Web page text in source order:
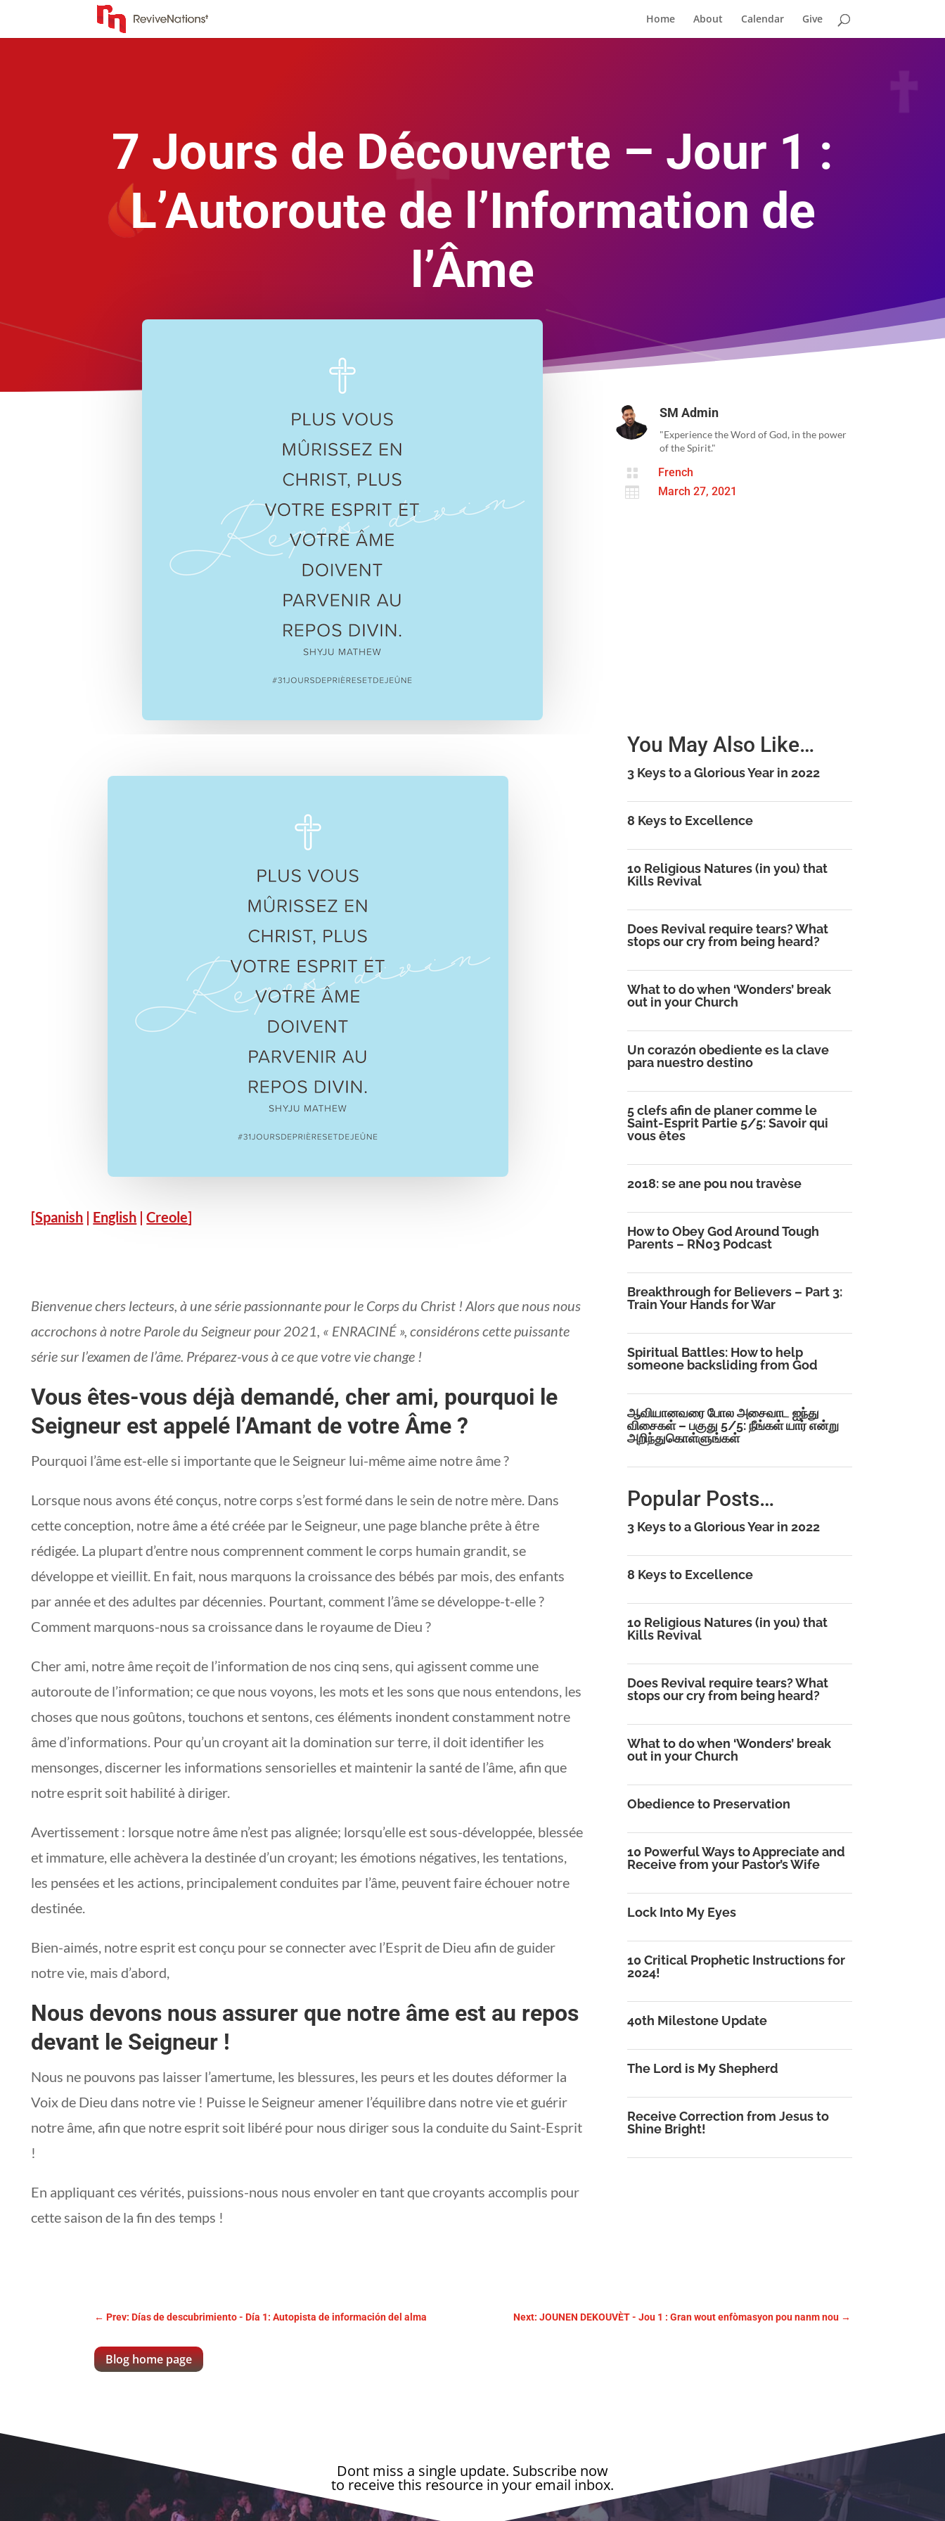
Home About Calendar Give
7 Jours de Découverte – Jour 1 :
L’Autoroute de l’Information de
l’Âme
SM Admin
"Experience the Word of God, in the power
of the Spirit."
 French
 March 27, 2021
[Spanish | English | Creole]
Bienvenue chers lecteurs, à une série passionnante pour le Corps du Christ ! Alors que nous nous
accrochons à notre Parole du Seigneur pour 2021, « ENRACINÉ », considérons cette puissante
série sur l’examen de l’âme. Préparez-vous à ce que votre vie change !
Vous êtes-vous déjà demandé, cher ami, pourquoi le
Seigneur est appelé l’Amant de votre Âme ?
Pourquoi l’âme est-elle si importante que le Seigneur lui-même aime notre âme ?
Lorsque nous avons été conçus, notre corps s’est formé dans le sein de notre mère. Dans
cette conception, notre âme a été créée par le Seigneur, une page blanche prête à être
rédigée. La plupart d’entre nous comprennent comment le corps humain grandit, se
développe et vieillit. En fait, nous marquons la croissance des bébés par mois, des enfants
par année et des adultes par décennies. Pourtant, comment l’âme se développe-t-elle ?
Comment marquons-nous sa croissance dans le royaume de Dieu ?
Cher ami, notre âme reçoit de l’information de nos cinq sens, qui agissent comme une
autoroute de l’information; ce que nous voyons, les mots et les sons que nous entendons, les
choses que nous goûtons, touchons et sentons, ces éléments inondent constamment notre
âme d’informations. Pour qu’un croyant ait la domination sur terre, il doit identifier les
mensonges, discerner les informations sensorielles et maintenir la santé de l’âme, afin que
notre esprit soit habilité à diriger.
Avertissement : lorsque notre âme n’est pas alignée; lorsqu’elle est sous-développée, blessée
et immature, elle achèvera la destinée d’un croyant; les émotions négatives, les tentations,
les pensées et les actions, principalement conduites par l’âme, peuvent faire échouer notre
destinée.
Bien-aimés, notre esprit est conçu pour se connecter avec l’Esprit de Dieu afin de guider
notre vie, mais d’abord,
Nous devons nous assurer que notre âme est au repos
devant le Seigneur !
Nous ne pouvons pas laisser l’amertume, les blessures, les peurs et les doutes déformer la
Voix de Dieu dans notre vie ! Puisse le Seigneur amener l’équilibre dans notre vie et guérir
notre âme, afin que notre esprit soit libéré pour nous diriger sous la conduite du Saint-Esprit
!
En appliquant ces vérités, puissions-nous nous envoler en tant que croyants accomplis pour
cette saison de la fin des temps !
You May Also Like…
3 Keys to a Glorious Year in 2022
8 Keys to Excellence
10 Religious Natures (in you) that
Kills Revival
Does Revival require tears? What
stops our cry from being heard?
What to do when ‘Wonders’ break
out in your Church
Un corazón obediente es la clave
para nuestro destino
5 clefs afin de planer comme le
Saint-Esprit Partie 5/5: Savoir qui
vous êtes
2018: se ane pou nou travèse
How to Obey God Around Tough
Parents – RN03 Podcast
Breakthrough for Believers – Part 3:
Train Your Hands for War
Spiritual Battles: How to help
someone backsliding from God
ஆவியானவரை போல அசைவாட ஐந்து
விசைகள் – பகுது 5/5: நீங்கள் யார் என்று
அறிந்துகொள்ளுங்கள்
Popular Posts…
3 Keys to a Glorious Year in 2022
8 Keys to Excellence
10 Religious Natures (in you) that
Kills Revival
Does Revival require tears? What
stops our cry from being heard?
What to do when ‘Wonders’ break
out in your Church
Obedience to Preservation
10 Powerful Ways to Appreciate and
Receive from your Pastor’s Wife
Lock Into My Eyes
10 Critical Prophetic Instructions for
2024!
40th Milestone Update
The Lord is My Shepherd
Receive Correction from Jesus to
Shine Bright!
←Prev: Días de descubrimiento - Día 1: Autopista de información del alma Next: JOUNEN DEKOUVÈT - Jou 1 : Gran wout enfòmasyon pou nanm nou→
Blog home page
Dont miss a single update. Subscribe now
to receive this resource in your email inbox.